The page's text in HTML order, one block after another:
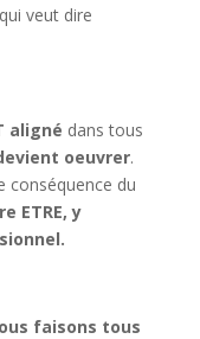
veut dire
aligné dans tous
oeuvrer.
conséquence du
ETRE, y
faisons tous